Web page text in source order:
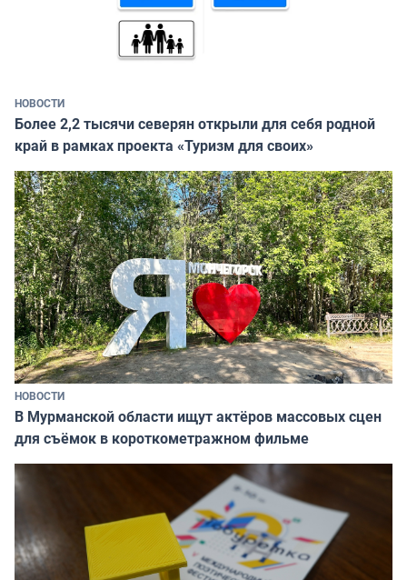
НОВОСТИ
Более 2,2 тысячи северян открыли для себя родной
край в рамках проекта «Туризм для своих»
НОВОСТИ
В Мурманской области ищут актёров массовых сцен
для съёмок в короткометражном фильме